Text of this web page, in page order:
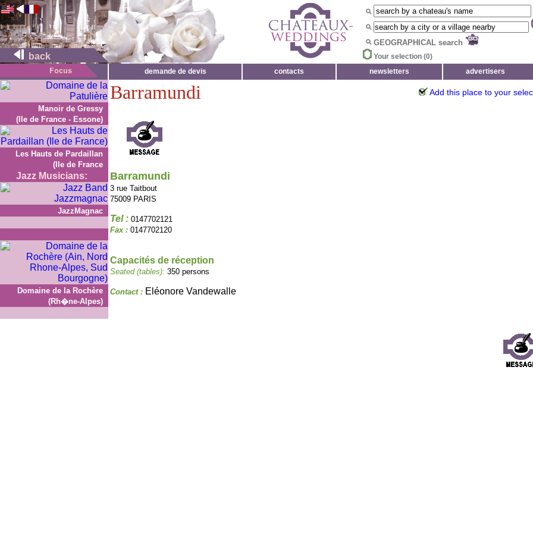
back
GEOGRAPHICAL search
Your selection (0)
demande de devis
contacts newsletters advertisers
Manoir de Gressy
(Ile de France - Essone)
Les Hauts de Pardaillan
(Ile de France
Jazz Musicians:
JazzMagnac
Domaine de la Rochère
(Rh�ne-Alpes)
Barramundi Add this place to your
Barramundi
3 rue Taitbout
75009 PARIS
Tel : 0147702121
Fax : 0147702120
Capacités de réception
Seated (tables): 350 persons
Contact : Eléonore Vandewalle